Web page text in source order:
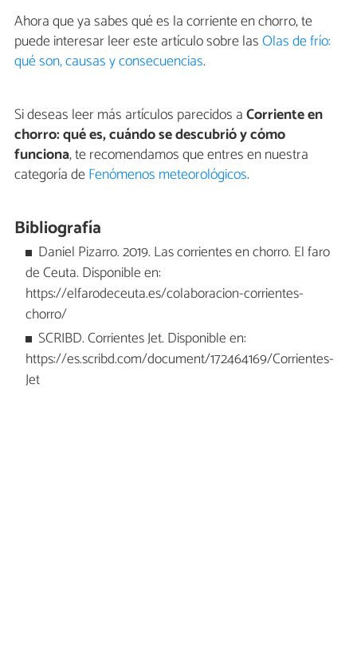
Ahora que ya sabes qué es la corriente en chorro, te
puede interesar leer este artículo sobre lasOlas de frío:
qué son, causas y consecuencias.
Si deseas leer más artículos parecidos aCorriente en
chorro: qué es, cuándo se descubrió y cómo
funciona, te recomendamos que entres en nuestra
categoría deFenómenos meteorológicos.
Bibliografía
Daniel Pizarro. 2019. Las corrientes en chorro. El faro
de Ceuta. Disponible en:
https://elfarodeceuta.es/colaboracion-corrientes-
chorro/
SCRIBD. Corrientes Jet. Disponible en:
https://es.scribd.com/document/172464169/Corrientes-
Jet